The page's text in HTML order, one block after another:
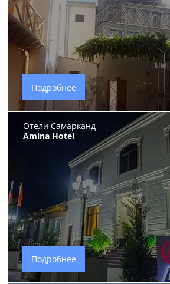
Подробнее
Отели Самарканд
Amina Hotel
Подробнее